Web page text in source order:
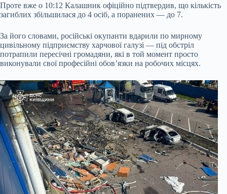
Проте вже о 10:12 Калашник офіційно підтвердив, що кількість
загиблих збільшилася до 4 осіб, а поранених — до 7.
За його словами, російські окупанти вдарили по мирному
цивільному підприємству харчової галузі — під обстріл
потрапили пересічні громадяни, які в той момент просто
виконували свої професійні обов’язки на робочих місцях.